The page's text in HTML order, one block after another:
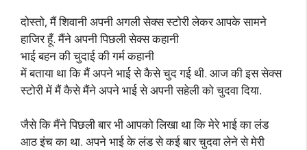
दोस्तो, मैं शिवानी अपनी अगली सेक्स स्टोरी लेकर आपके सामने
हाजिर हूँ. मैंने अपनी पिछली सेक्स कहानी
भाई बहन की चुदाई की गर्म कहानी
में बताया था कि मैं अपने भाई से कैसे चुद गई थी. आज की इस सेक्स
स्टोरी में मैं कैसे मैंने अपने भाई से अपनी सहेली को चुदवा दिया.
जैसे कि मैंने पिछली बार भी आपको लिखा था कि मेरे भाई का लंड
आठ इंच का था. अपने भाई के लंड से कई बार चुदवा लेने से मेरी